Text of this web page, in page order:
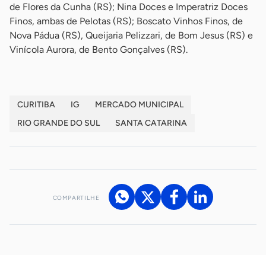
de Flores da Cunha (RS); Nina Doces e Imperatriz Doces
Finos, ambas de Pelotas (RS); Boscato Vinhos Finos, de
Nova Pádua (RS), Queijaria Pelizzari, de Bom Jesus (RS) e
Vinícola Aurora, de Bento Gonçalves (RS).
CURITIBA IG
MERCADO MUNICIPAL
RIO GRANDE DO SUL
SANTA CATARINA
COMPARTILHE